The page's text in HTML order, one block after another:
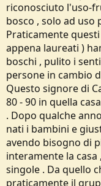
riconosciuto l'uso-
bosco , solo ad uso
Praticamente
appena laureati )
boschi , pulito i
persone in cambio
Questo signore di
80 - 90 in quella
. Dopo qualche
nati i bambini e
avendo bisogno di
interamente la
singole . Da quello
praticamente il